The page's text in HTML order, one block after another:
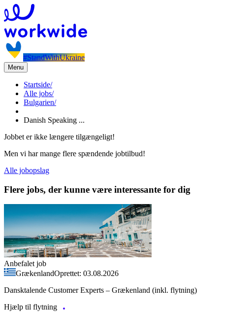
#StandWithUkraine
Menu
Startside/
Alle jobs/
Bulgarien/
Danish Speaking ...
Jobbet er ikke længere tilgængeligt!
Men vi har mange flere spændende jobtilbud!
Alle jobopslag
Flere jobs, der kunne være interessante for dig
Anbefalet job
GrækenlandOprettet: 03.08.2026
Dansktalende Customer Experts – Grækenland (inkl. flytning)
Hjælp til flytning